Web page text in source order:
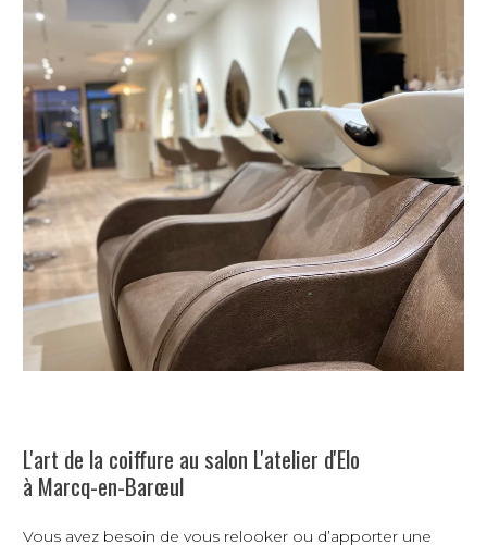
L'art de la coiffure au salon L'atelier d'Elo
à Marcq-en-Barœul
Vous avez besoin de vous relooker ou d’apporter une